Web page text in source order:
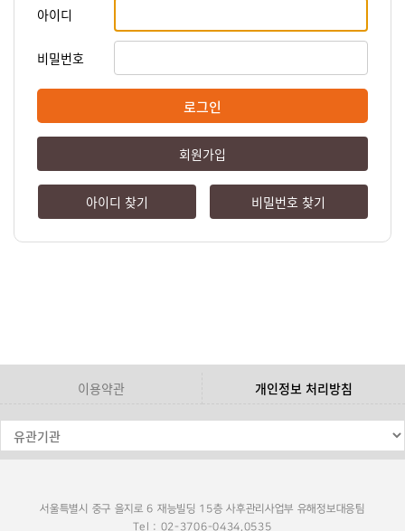
아이디
비밀번호
로그인
회원가입
아이디 찾기 비밀번호 찾기
이용약관 개인정보 처리방침
서울특별시 중구 을지로 6 재능빌딩 15층 사후관리사업부 유해정보대응팀
Tel : 02-3706-0434,0535